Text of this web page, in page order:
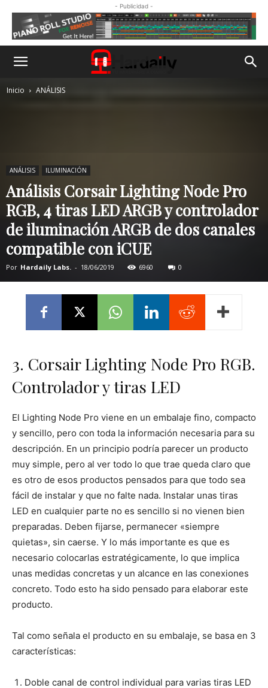
- Publicidad -
Inicio ANÁLISIS
ANÁLISIS ILUMINACIÓN
Análisis Corsair Lighting Node Pro
RGB, 4 tiras LED ARGB y controlador
de iluminación ARGB de dos canales
compatible con iCUE
Por Hardaily Labs. - 18/06/2019 6960 0
3. Corsair Lighting Node Pro RGB.
Controlador y tiras LED
El Lighting Node Pro viene en un embalaje fino, compacto
y sencillo, pero con toda la información necesaria para su
descripción. En un principio podría parecer un producto
muy simple, pero al ver todo lo que trae queda claro que
es otro de esos productos pensados para que todo sea
fácil de instalar y que no falte nada. Instalar unas tiras
LED en cualquier parte no es sencillo si no vienen bien
preparadas. Deben fijarse, permanecer «siempre
quietas», sin caerse. Y lo más importante es que es
necesario colocarlas estratégicamente, lo que implica
unas medidas concretas y un alcance en las conexiones
concreto. Todo esto ha sido pensado para elaborar este
producto.
Tal como señala el producto en su embalaje, se basa en 3
características:
Doble canal de control individual para varias tiras LED